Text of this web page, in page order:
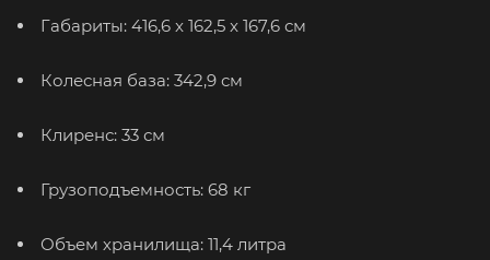
Габариты: 416,6 x 162,5 x 167,6 см
Колесная база: 342,9 см
Клиренс: 33 см
Грузоподъемность: 68 кг
Объем хранилища: 11,4 литра